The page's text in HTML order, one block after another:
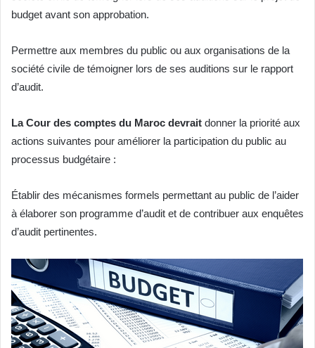
budget avant son approbation.
Permettre aux membres du public ou aux organisations de la
société civile de témoigner lors de ses auditions sur le rapport
d’audit.
La Cour des comptes du Maroc devrait donner la priorité aux
actions suivantes pour améliorer la participation du public au
processus budgétaire :
Établir des mécanismes formels permettant au public de l’aider
à élaborer son programme d’audit et de contribuer aux enquêtes
d’audit pertinentes.